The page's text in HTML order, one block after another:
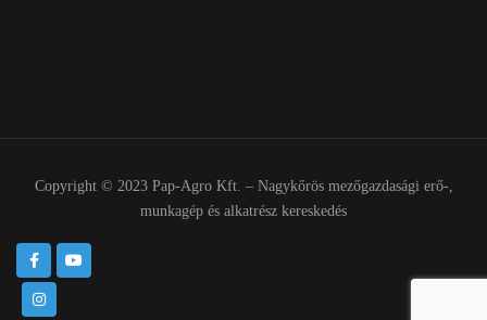
Copyright © 2023 Pap-Agro Kft. – Nagykőrös mezőgazdasági erő-,
munkagép és alkatrész kereskedés